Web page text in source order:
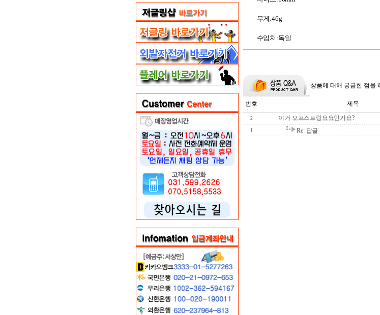
무게:46g
수입처:독일
상품에 대해 궁금한 점을
번호 제목
2 이거 오프스트링요요인가요?
1 Re: 답글